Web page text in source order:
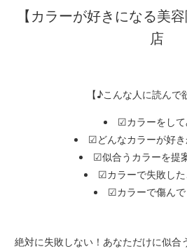
【カラーが好きになる美
店
【♪こんな人に読んで
☑カラーをして
☑どんなカラーが好
☑似合うカラーを提
☑カラーで失敗し
☑カラーで傷んで
絶対に失敗しない！あなただけに似合